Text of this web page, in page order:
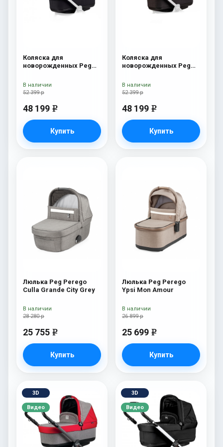
Коляска для
новорожденных Peg
Pop-Up) Onyx
52 399 р
48 199 e
Купить
В наличии
Коляска для
новорожденных Peg
Pop-Up) Fleur
52 399 р
48 199 e
Купить
В наличии
Люлька Peg Perego
Culla Grande City Grey
28 280 р
25 755 e
Купить
В наличии
Люлька Peg Perego
Ypsi Mon Amour
26 899 р
25 699 e
Купить
В наличии
3D
Видео
3D
Видео